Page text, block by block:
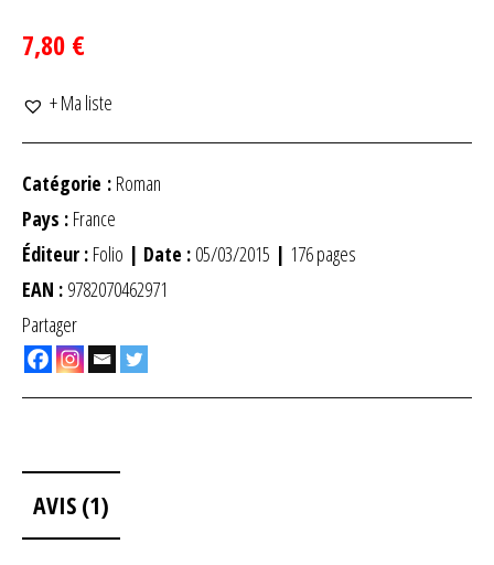
7,80 €
+ Ma liste
Catégorie : Roman
Pays : France
Éditeur : Folio | Date : 05/03/2015 | 176 pages
EAN : 9782070462971
Partager
AVIS (1)